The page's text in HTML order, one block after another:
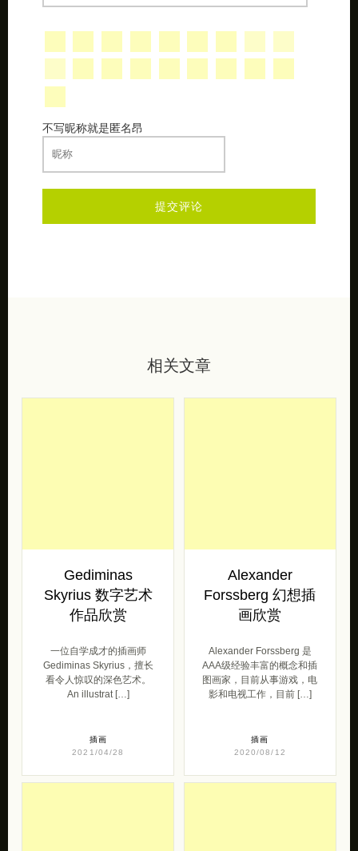
不写昵称就是匿名昂
相关文章
Gediminas
Skyrius 数字艺术
作品欣赏
一位自学成才的插画师
Gediminas Skyrius，擅长
看令人惊叹的深色艺术。
An illustrat […]
插画
2021/04/28
Alexander
Forssberg 幻想插
画欣赏
Alexander Forssberg 是
AAA级经验丰富的概念和插
图画家，目前从事游戏，电
影和电视工作，目前 […]
插画
2020/08/12